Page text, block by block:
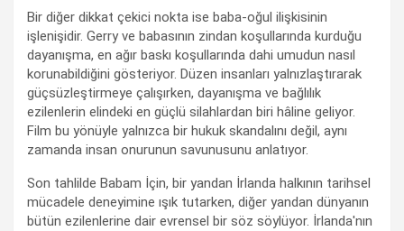
Bir diğer dikkat çekici nokta ise baba-oğul ilişkisinin
işlenişidir. Gerry ve babasının zindan koşullarında kurduğu
dayanışma, en ağır baskı koşullarında dahi umudun nasıl
korunabildiğini gösteriyor. Düzen insanları yalnızlaştırarak
güçsüzleştirmeye çalışırken, dayanışma ve bağlılık
ezilenlerin elindeki en güçlü silahlardan biri hâline geliyor.
Film bu yönüyle yalnızca bir hukuk skandalını değil, aynı
zamanda insan onurunun savunusunu anlatıyor.
Son tahlilde Babam İçin, bir yandan İrlanda halkının tarihsel
mücadele deneyimine ışık tutarken, diğer yandan dünyanın
bütün ezilenlerine dair evrensel bir söz söylüyor. İrlanda'nın